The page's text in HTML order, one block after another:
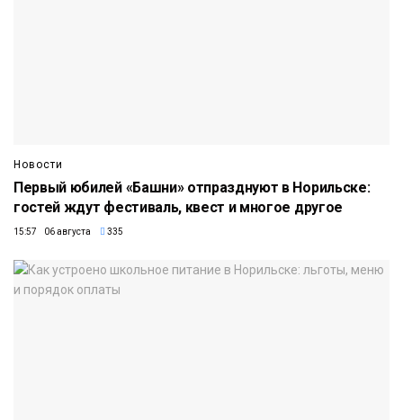
Новости
Первый юбилей «Башни» отпразднуют в Норильске:
гостей ждут фестиваль, квест и многое другое
15:57 06 августа 335